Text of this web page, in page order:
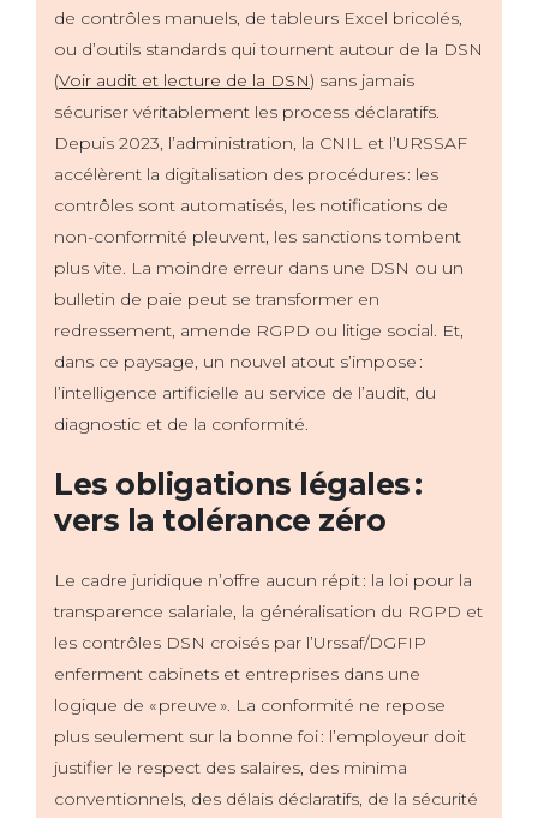
de contrôles manuels, de tableurs Excel bricolés,
ou d’outils standards qui tournent autour de la DSN
(Voir audit et lecture de la DSN) sans jamais
sécuriser véritablement les process déclaratifs.
Depuis 2023, l’administration, la CNIL et l’URSSAF
accélèrent la digitalisation des procédures : les
contrôles sont automatisés, les notifications de
non-conformité pleuvent, les sanctions tombent
plus vite. La moindre erreur dans une DSN ou un
bulletin de paie peut se transformer en
redressement, amende RGPD ou litige social. Et,
dans ce paysage, un nouvel atout s’impose :
l’intelligence artificielle au service de l’audit, du
diagnostic et de la conformité.
Les obligations légales :
vers la tolérance zéro
Le cadre juridique n’offre aucun répit : la loi pour la
transparence salariale, la généralisation du RGPD et
les contrôles DSN croisés par l’Urssaf/DGFIP
enferment cabinets et entreprises dans une
logique de « preuve ». La conformité ne repose
plus seulement sur la bonne foi : l’employeur doit
justifier le respect des salaires, des minima
conventionnels, des délais déclaratifs, de la sécurité